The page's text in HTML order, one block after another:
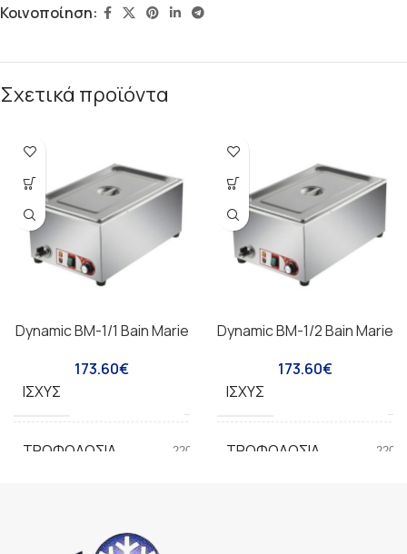
Κοινοποίηση:
Σχετικά προϊόντα
Dynamic BM-1/1 Bain Marie
173.60€
ΙΣΧΎΣ
1200W
ΤΡΟΦΟΔΟΣΊΑ 220V/50HZ
ΧΑΡΑΚΤΗΡΙΣΤΙΚΆ
Dynamic BM-1/2 Bain Marie
173.60€
ΙΣΧΎΣ
ΤΡΟΦΟΔΟΣΊΑ